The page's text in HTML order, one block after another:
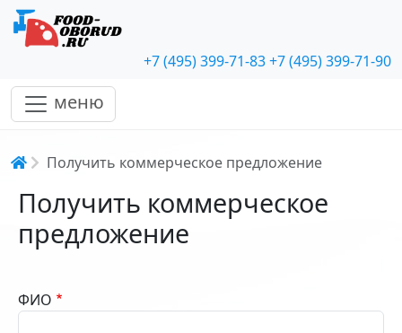
+7 (495) 399-71-83+7 (495) 399-71-90
меню
Строка навигации
Получить коммерческое предложение
Получить коммерческое
предложение
ФИО